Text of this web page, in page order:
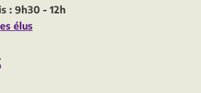
: 9h30 - 12h
élus